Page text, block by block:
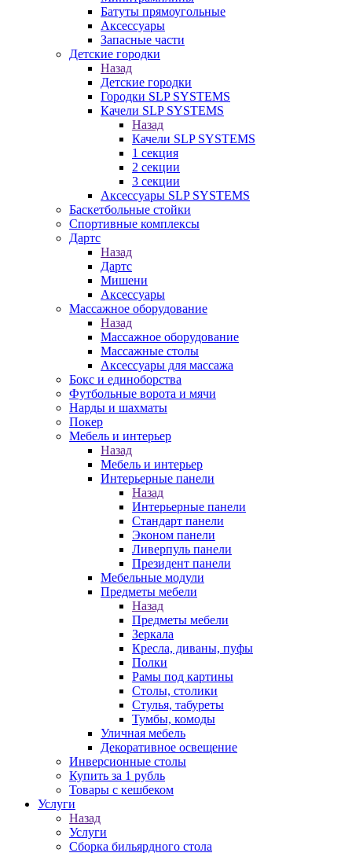
Батуты прямоугольные
Аксессуары
Запасные части
Детские городки
Назад
Детские городки
Городки SLP SYSTEMS
Качели SLP SYSTEMS
Назад
Качели SLP SYSTEMS
1 секция
2 секции
3 секции
Аксессуары SLP SYSTEMS
Баскетбольные стойки
Спортивные комплексы
Дартс
Назад
Дартс
Мишени
Аксессуары
Массажное оборудование
Назад
Массажное оборудование
Массажные столы
Аксессуары для массажа
Бокс и единоборства
Футбольные ворота и мячи
Нарды и шахматы
Покер
Мебель и интерьер
Назад
Мебель и интерьер
Интерьерные панели
Назад
Интерьерные панели
Стандарт панели
Эконом панели
Ливерпуль панели
Президент панели
Мебельные модули
Предметы мебели
Назад
Предметы мебели
Зеркала
Кресла, диваны, пуфы
Полки
Рамы под картины
Столы, столики
Стулья, табуреты
Тумбы, комоды
Уличная мебель
Декоративное освещение
Инверсионные столы
Купить за 1 рубль
Товары с кешбеком
Услуги
Назад
Услуги
Сборка бильярдного стола